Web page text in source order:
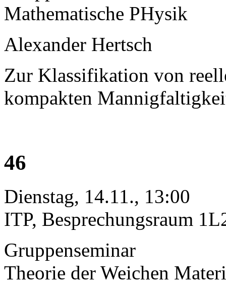
Mathematische PHysik
Alexander Hertsch
Zur Klassifikation von
kompakten
46
Dienstag, 14.11., 13:00
ITP, Besprechungsraum
Gruppenseminar
Theorie der Weichen